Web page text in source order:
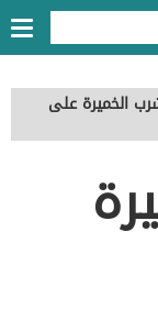
الخميرة على